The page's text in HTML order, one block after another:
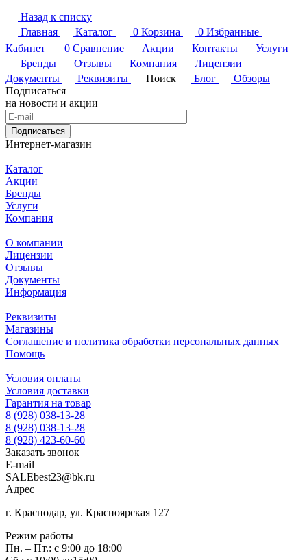
Назад к списку
Главная
Каталог 0 Корзина 0 Избранные
Кабинет
0 Сравнение Акции Контакты
Услуги
Бренды
Отзывы Компания
Лицензии
Документы
Реквизиты Поиск Блог
Обзоры
Подписаться
на новости и акции
Подписаться
Интернет-магазин
Каталог
Акции
Бренды
Услуги
Компания
О компании
Лицензии
Отзывы
Документы
Информация
Реквизиты
Магазины
Соглашение и политика обработки персональных данных
Помощь
Условия оплаты
Условия доставки
Гарантия на товар
8 (928) 038-13-28
8 (928) 038-13-28
8 (928) 423-60-60
Заказать звонок
E-mail
SALEbest23@bk.ru
Адрес
г. Краснодар, ул. Красноярская 127
Режим работы
Пн. – Пт.: с 9:00 до 18:00